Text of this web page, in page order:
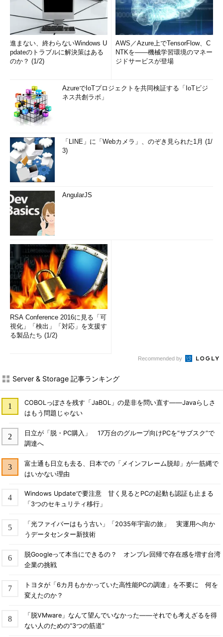
進まない、終わらないWindows U
pdateのトラブルに解決策はある
のか？ (1/2)
AWS／Azure上でTensorFlow、C
NTKを――機械学習環境のマネー
ジドサービスが登場
AzureでIoTプロジェクトを共同検証する「IoTビジ
ネス共創ラボ」
「LINE」に「Webカメラ」、のぞき見られた1月 (1/
3)
AngularJS
RSA Conference 2016に見る「可
視化」「検出」「対応」を支援す
る製品たち (1/2)
Recommended by
Server & Storage 記事ランキング
COBOLっぽさを残す「JaBOL」の是非を問い直す――Javaらしさ
はもう問題じゃない
日立が「脱・PC購入」 17万台のグループ向けPCを“サブスク”で
調達へ
富士通も日立も去る、日本での「メインフレーム脱却」が一筋縄で
はいかない理由
Windows Updateで要注意 甘く見るとPCの起動も認証も止まる
「3つのセキュリティ移行」
「光ファイバーはもう古い」「2035年宇宙の旅」 実運用へ向か
うデータセンター新技術
脱Googleって本当にできるの？ オンプレ回帰で存在感を増す台湾
企業の挑戦
トヨタが「6カ月もかかっていた高性能PCの調達」を不要に 何を
変えたのか？
「脱VMware」なんて望んでいなかった――それでも考えざるを得
ない人のための“3つの筋道”